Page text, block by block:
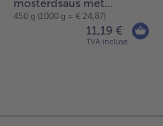
mosterdsaus met
sperzieboontjes
450 g (1000 g = € 24,87)
11,19 €
TVA incluse